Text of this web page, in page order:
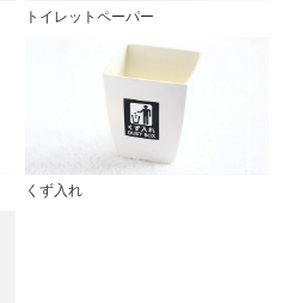
トイレットペーパー
くず入れ